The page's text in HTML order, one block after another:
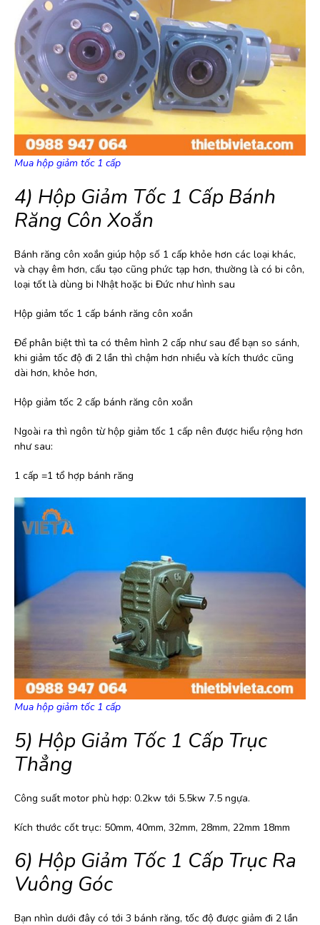
Mua hộp giảm tốc 1 cấp
4) Hộp Giảm Tốc 1 Cấp Bánh
Răng Côn Xoắn
Bánh răng côn xoắn giúp hộp số 1 cấp khỏe hơn các loại khác,
và chạy êm hơn, cấu tạo cũng phức tạp hơn, thường là có bi côn,
loại tốt là dùng bi Nhật hoặc bi Đức như hình sau
Hộp giảm tốc 1 cấp bánh răng côn xoắn
Để phân biệt thì ta có thêm hình 2 cấp như sau để bạn so sánh,
khi giảm tốc độ đi 2 lần thì chậm hơn nhiều và kích thước cũng
dài hơn, khỏe hơn,
Hộp giảm tốc 2 cấp bánh răng côn xoắn
Ngoài ra thì ngôn từ hộp giảm tốc 1 cấp nên được hiểu rộng hơn
như sau:
1 cấp =1 tổ hợp bánh răng
Mua hộp giảm tốc 1 cấp
5) Hộp Giảm Tốc 1 Cấp Trục
Thẳng
Công suất motor phù hợp: 0.2kw tới 5.5kw 7.5 ngựa.
Kích thước cốt trục: 50mm, 40mm, 32mm, 28mm, 22mm 18mm
6) Hộp Giảm Tốc 1 Cấp Trục Ra
Vuông Góc
Bạn nhìn dưới đây có tới 3 bánh răng, tốc độ được giảm đi 2 lần